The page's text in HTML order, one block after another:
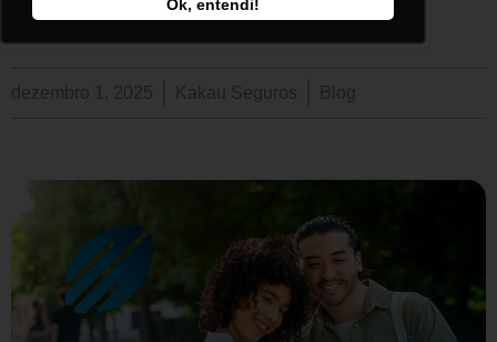
Ok, entendi!
Perdido
dezembro 1, 2025 Kakau Seguros Blog